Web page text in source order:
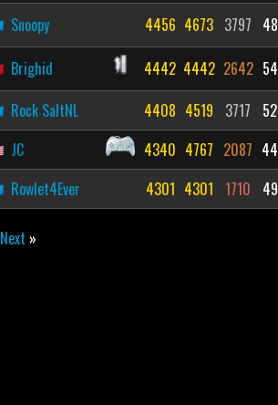
Snoopy 4456 4673 3797
Brighid 4442 4442 2642
Rock SaltNL 4408 4519 3717
JC 4340 4767 2087
Rowlet4Ever 4301 4301 1710
Next »